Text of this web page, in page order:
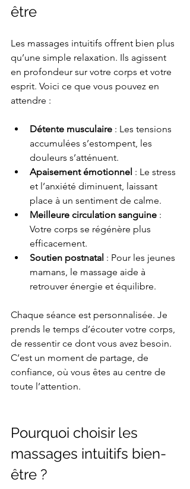
être
Les massages intuitifs offrent bien plus
qu’une simple relaxation. Ils agissent
en profondeur sur votre corps et votre
esprit. Voici ce que vous pouvez en
attendre :
Détente musculaire : Les tensions
accumulées s’estompent, les
douleurs s’atténuent.
Apaisement émotionnel : Le stress
et l’anxiété diminuent, laissant
place à un sentiment de calme.
Meilleure circulation sanguine :
Votre corps se régénère plus
efficacement.
Soutien postnatal : Pour les jeunes
mamans, le massage aide à
retrouver énergie et équilibre.
Chaque séance est personnalisée. Je
prends le temps d’écouter votre corps,
de ressentir ce dont vous avez besoin.
C’est un moment de partage, de
confiance, où vous êtes au centre de
toute l’attention.
Pourquoi choisir les
massages intuitifs bien-
être ?